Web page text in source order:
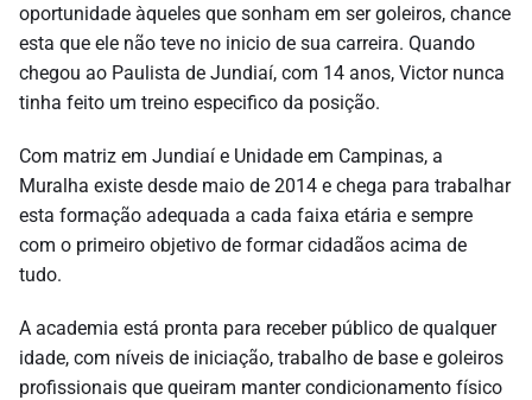
oportunidade àqueles que sonham em ser goleiros, chance
esta que ele não teve no inicio de sua carreira. Quando
chegou ao Paulista de Jundiaí, com 14 anos, Victor nunca
tinha feito um treino especifico da posição.
Com matriz em Jundiaí e Unidade em Campinas, a
Muralha existe desde maio de 2014 e chega para trabalhar
esta formação adequada a cada faixa etária e sempre
com o primeiro objetivo de formar cidadãos acima de
tudo.
A academia está pronta para receber público de qualquer
idade, com níveis de iniciação, trabalho de base e goleiros
profissionais que queiram manter condicionamento físico